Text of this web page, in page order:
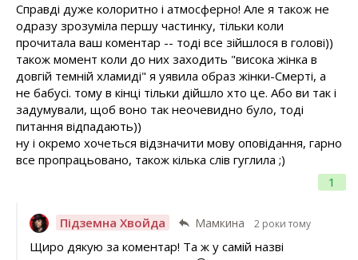
1
Справді дуже колоритно і атмосферно! Але я також не
одразу зрозуміла першу частинку, тільки коли
прочитала ваш коментар -- тоді все зійшлося в голові))
також момент коли до них заходить "висока жінка в
довгій темній хламиді" я уявила образ жінки-Смерті, а
не бабусі. тому в кінці тільки дійшло хто це. Або ви так і
задумували, щоб воно так неочевидно було, тоді
питання відпадають))
ну і окремо хочеться відзначити мову оповідання, гарно
все пропрацьовано, також кілька слів гуглила ;)
Підземна Хвойда Мамкина 2 роки тому
Щиро дякую за коментар! Та ж у самій назві